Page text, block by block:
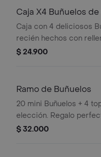
Caja X4 Buñuelos
Untable MILO
Caja con 4 deliciosos
recién hechos con
Untable MILO
$ 24.900
Ramo de Buñuelos
20 mini Buñuelos + 4
elección. Regalo
sorprender, conquistar
$ 32.000